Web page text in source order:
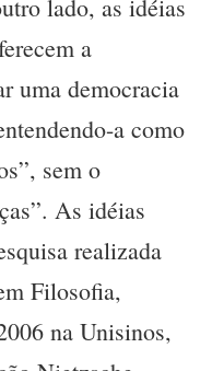
lado, as idéias
a
uma democracia
a como
sem o
As idéias
realizada
Filosofia,
na Unisinos,